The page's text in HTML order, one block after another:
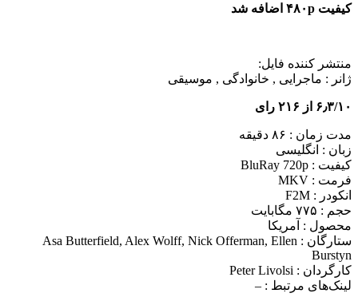
کیفیت ۴۸۰p اضافه شد
منتشر کننده فایل:
ژانر : ماجرایی , خانوادگی , موسیقی
۶٫۳/۱۰ از ۲۱۶ رای
مدت زمان : ۸۶ دقیقه
زبان : انگلیسی
کیفیت : BluRay 720p
فرمت : MKV
انکودر : F2M
حجم : ۷۷۵ مگابایت
محصول : آمریکا
ستارگان : Asa Butterfield, Alex Wolff, Nick Offerman, Ellen
Burstyn
کارگردان : Peter Livolsi
لینک‌های مرتبط : –